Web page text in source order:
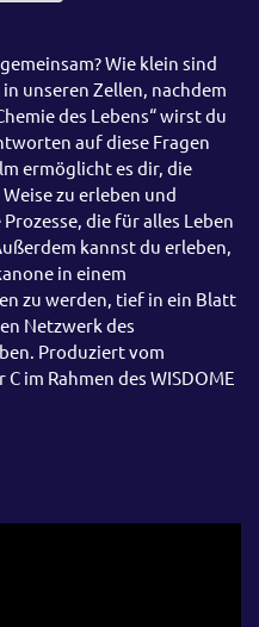
Wie klein sind
unseren Zellen, nachdem
des Lebens“ wirst du
auf diese Fragen
ermöglicht es dir, die
zu erleben und
die für alles Leben
kannst du erleben,
in einem
zu werden, tief in ein Blatt
Netzwerk des
Produziert vom
im Rahmen des WISDOME